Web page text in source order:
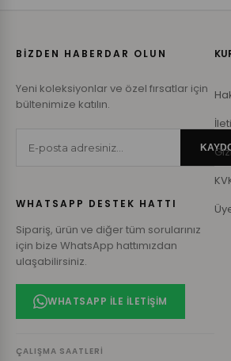
BİZDEN HABERDAR OLUN
Yeni koleksiyonlar ve özel fırsatlar için
bültenimize katılın.
WHATSAPP DESTEK HATTI
Sipariş, ürün ve diğer tüm sorularınız
için bize WhatsApp hattımızdan
ulaşabilirsiniz.
WHATSAPP ILE İLETIŞIM
ÇALIŞMA SAATLERI